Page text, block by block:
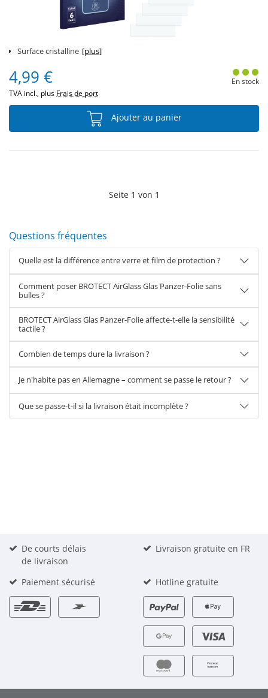
Surface cristalline [plus]
4,99 €
TVA incl., plus Frais de port
En stock
Ajouter au panier
Seite 1 von 1
Questions fréquentes
Quelle est la différence entre verre et film de protection ?
Comment poser BROTECT AirGlass Glas Panzer-Folie sans
bulles ?
BROTECT AirGlass Glas Panzer-Folie affecte-t-elle la sensibilité
tactile ?
Combien de temps dure la livraison ?
Je n'habite pas en Allemagne – comment se passe le retour ?
Que se passe-t-il si la livraison était incomplète ?
De courts délais
de livraison
Livraison gratuite en FR
Paiement sécurisé Hotline gratuite